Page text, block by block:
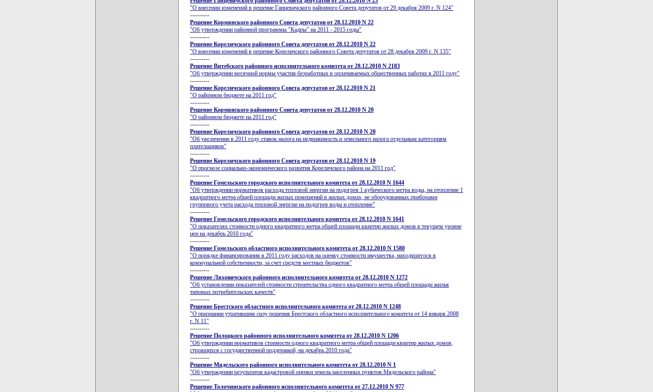
"О внесении изменений в решение Ганцевичского районного Совета депутатов от 29 декабря 2009 г. N 124"
----------
Решение Кормянского районного Совета депутатов от 28.12.2010 N 22
"Об утверждении районной программы "Кадры" на 2011 - 2015 годы"
----------
Решение Кореличского районного Совета депутатов от 28.12.2010 N 22
"О внесении изменений в решение Кореличского районного Совета депутатов от 28 декабря 2009 г. N 135"
----------
Решение Витебского районного исполнительного комитета от 28.12.2010 N 2183
"Об утверждении месячной нормы участия безработных в оплачиваемых общественных работах в 2011 году"
----------
Решение Кореличского районного Совета депутатов от 28.12.2010 N 21
"О районном бюджете на 2011 год"
----------
Решение Кормянского районного Совета депутатов от 28.12.2010 N 20
"О районном бюджете на 2011 год"
----------
Решение Кореличского районного Совета депутатов от 28.12.2010 N 20
"Об увеличении в 2011 году ставок налога на недвижимость и земельного налога отдельным категориям
плательщиков"
----------
Решение Кореличского районного Совета депутатов от 28.12.2010 N 19
"О прогнозе социально-экономического развития Кореличского района на 2011 год"
----------
Решение Гомельского городского исполнительного комитета от 28.12.2010 N 1644
"Об утверждении нормативов расхода тепловой энергии на подогрев 1 кубического метра воды, на отопление 1
квадратного метра общей площади жилых помещений в жилых домах, не оборудованных приборами
группового учета расхода тепловой энергии на подогрев воды и отопление"
----------
Решение Гомельского городского исполнительного комитета от 28.12.2010 N 1641
"О показателях стоимости одного квадратного метра общей площади квартир жилых домов в текущем уровне
цен на декабрь 2010 года"
----------
Решение Гомельского областного исполнительного комитета от 28.12.2010 N 1580
"О порядке финансирования в 2011 году расходов на оценку стоимости имущества, находящегося в
коммунальной собственности, за счет средств местных бюджетов"
----------
Решение Ляховичского районного исполнительного комитета от 28.12.2010 N 1272
"Об установлении показателей стоимости строительства одного квадратного метра общей площади жилья
типовых потребительских качеств"
----------
Решение Брестского областного исполнительного комитета от 28.12.2010 N 1248
"О признании утратившим силу решения Брестского областного исполнительного комитета от 14 января 2008
г. N 11"
----------
Решение Полоцкого районного исполнительного комитета от 28.12.2010 N 1206
"Об утверждении нормативов стоимости одного квадратного метра общей площади квартир жилых домов,
строящихся с государственной поддержкой, на декабрь 2010 года"
----------
Решение Мядельского районного исполнительного комитета от 28.12.2010 N 1
"Об утверждении результатов кадастровой оценки земель населенных пунктов Мядельского района"
----------
Решение Толочинского районного исполнительного комитета от 27.12.2010 N 977